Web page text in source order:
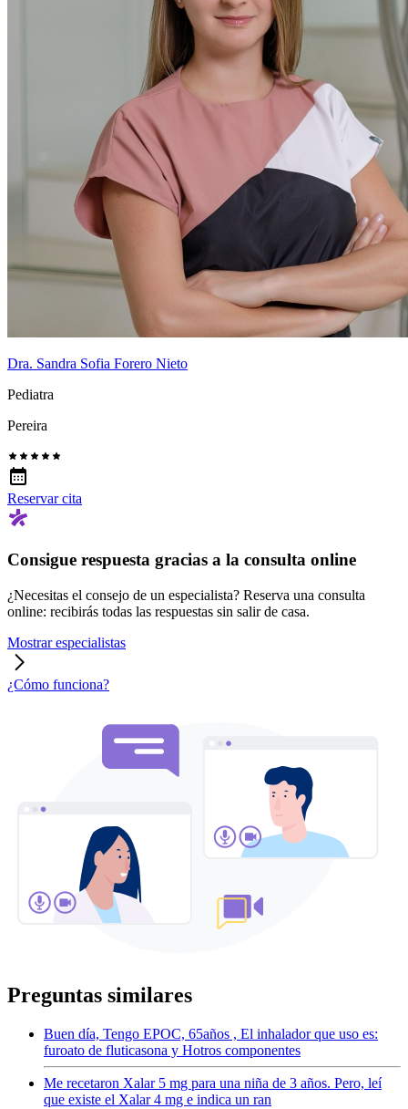
Dra. Sandra Sofia Forero Nieto
Pediatra
Pereira
Reservar cita
Consigue respuesta gracias a la consulta online
¿Necesitas el consejo de un especialista? Reserva una consulta
online: recibirás todas las respuestas sin salir de casa.
Mostrar especialistas
¿Cómo funciona?
Preguntas similares
Buen día, Tengo EPOC, 65años , El inhalador que uso es:
furoato de fluticasona y Hotros componentes
Me recetaron Xalar 5 mg para una niña de 3 años. Pero, leí
que existe el Xalar 4 mg e indica un ran